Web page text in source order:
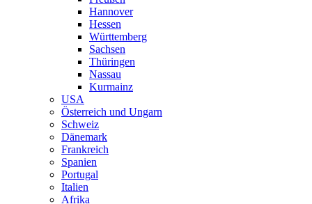
Hannover
Hessen
Württemberg
Sachsen
Thüringen
Nassau
Kurmainz
USA
Österreich und Ungarn
Schweiz
Dänemark
Frankreich
Spanien
Portugal
Italien
Afrika